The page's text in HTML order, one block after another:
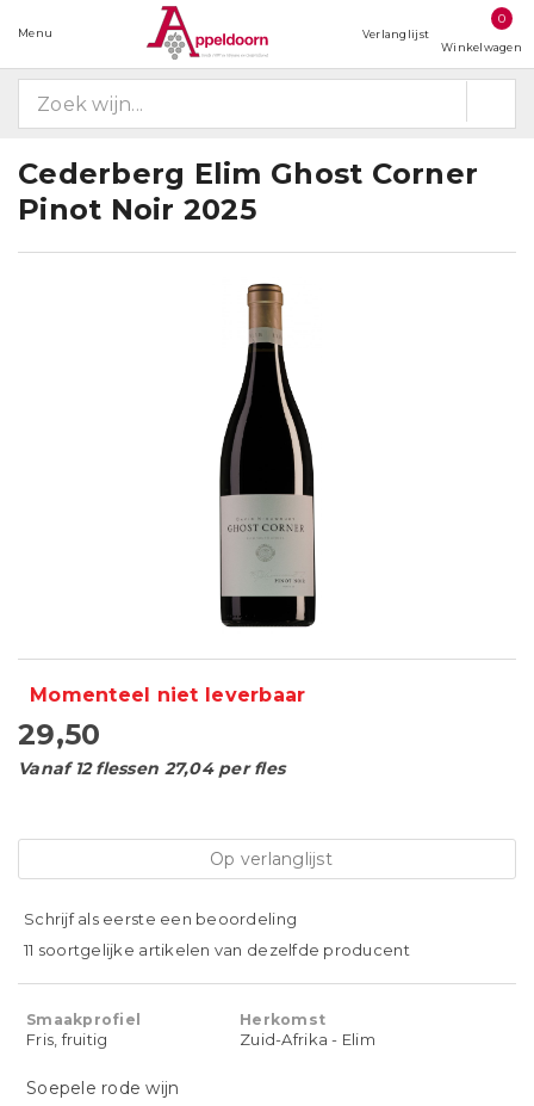
Menu Verlanglijst
0
Winkelwagen
Cederberg Elim Ghost Corner
Pinot Noir 2025
Momenteel niet leverbaar
29,50
Vanaf 12 flessen 27,04 per fles
Op verlanglijst
Schrijf als eerste een beoordeling
11 soortgelijke artikelen van dezelfde producent
Smaakprofiel
Fris, fruitig
Herkomst
Zuid-Afrika - Elim
Soepele rode wijn